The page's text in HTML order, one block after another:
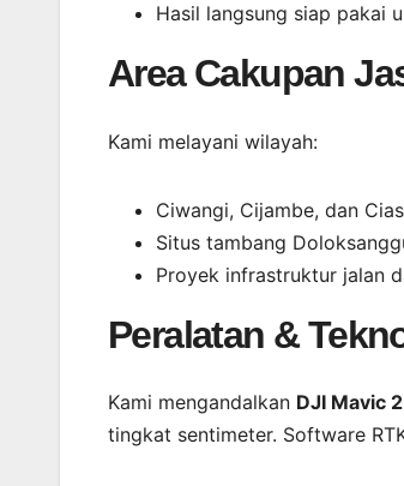
Hasil langsung siap pakai
Area Cakupan
Kami melayani wilayah:
Ciwangi, Cijambe, dan
Situs tambang
Proyek infrastruktur jalan
Peralatan &
Kami mengandalkan DJI Mavic
tingkat sentimeter. Software